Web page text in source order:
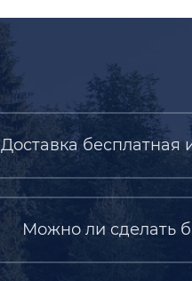
Доставка бесплатная
Можно ли сделать